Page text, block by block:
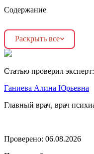
Содержание
Раскрыть все
Статью проверил эксперт:
Ганиева Алина Юрьевна
Главный врач, врач
Проверено: 06.08.2026